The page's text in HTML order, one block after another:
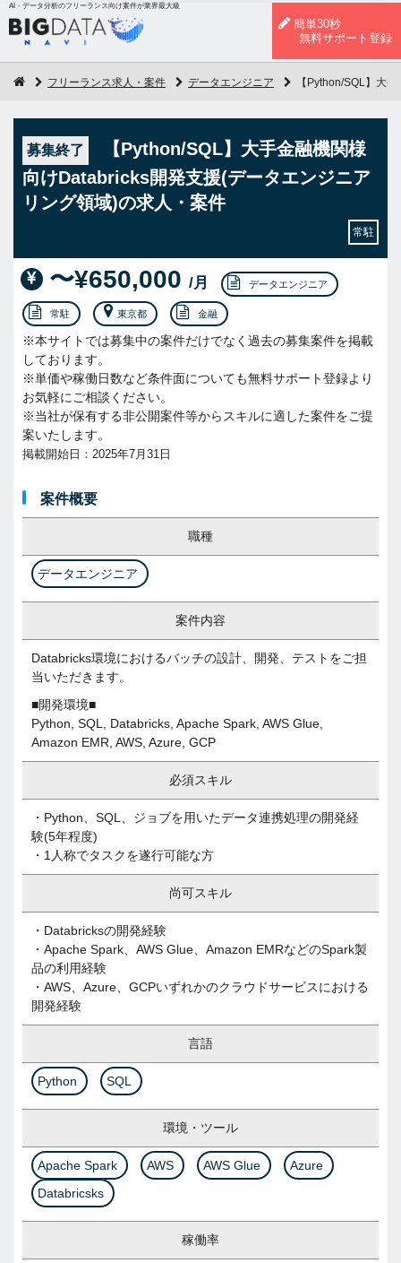
AI・データ分析のフリーランス向け案件が業界最大級
簡単30秒
無料サポート登録
フリーランス求人・案件 データエンジニア 【Python/SQL】大
募集終了
【Python/SQL】大手金融機関様
向けDatabricks開発支援(データエンジニア
リング領域)の求人・案件
常駐
〜¥650,000 /月 データエンジニア
常駐 東京都 金融
※本サイトでは募集中の案件だけでなく過去の募集案件を掲載
しております。
※単価や稼働日数など条件面についても無料サポート登録より
お気軽にご相談ください。
※当社が保有する非公開案件等からスキルに適した案件をご提
案いたします。
掲載開始日：2025年7月31日
案件概要
職種
データエンジニア
案件内容
Databricks環境におけるバッチの設計、開発、テストをご担
当いただきます。
■開発環境■
Python, SQL, Databricks, Apache Spark, AWS Glue,
Amazon EMR, AWS, Azure, GCP
必須スキル
・Python、SQL、ジョブを用いたデータ連携処理の開発経
験(5年程度)
・1人称でタスクを遂行可能な方
尚可スキル
・Databricksの開発経験
・Apache Spark、AWS Glue、Amazon EMRなどのSpark製
品の利用経験
・AWS、Azure、GCPいずれかのクラウドサービスにおける
開発経験
言語
Python SQL
環境・ツール
Apache Spark AWS AWS Glue
Azure
Databricsks
稼働率